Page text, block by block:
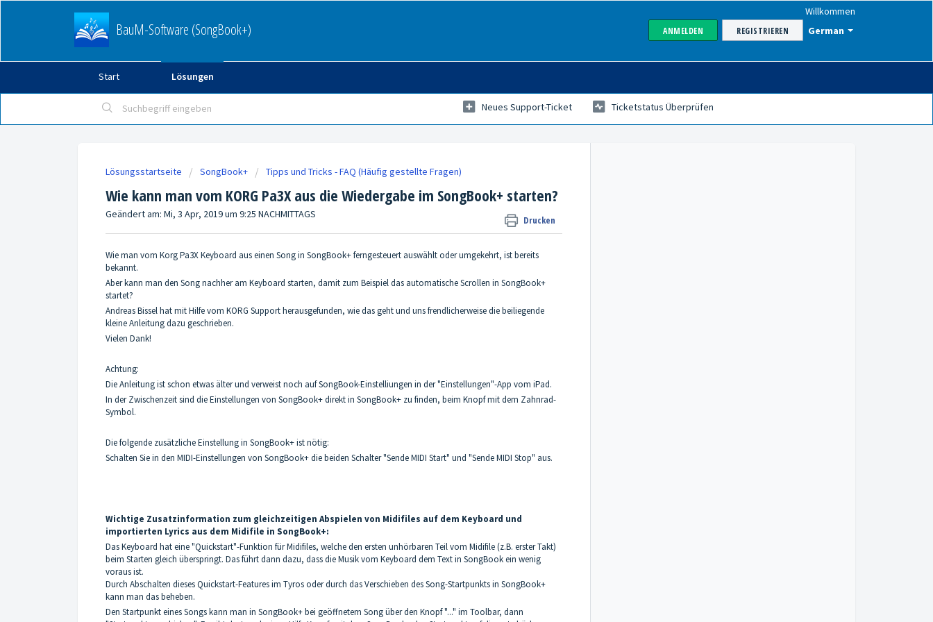
BauM-Software (SongBook+) German
Willkommen
ANMELDEN REGISTRIEREN
Start Lösungen
Neues Support-Ticket Ticketstatus Überprüfen
Lösungsstartseite SongBook+ Tipps und Tricks - FAQ (Häufig gestellte Fragen)
Wie kann man vom KORG Pa3X aus die Wiedergabe im SongBook+ starten?
Drucken
Geändert am: Mi, 3 Apr, 2019 um 9:25 NACHMITTAGS
Wie man vom Korg Pa3X Keyboard aus einen Song in SongBook+ ferngesteuert auswählt oder umgekehrt, ist bereits
bekannt.
Aber kann man den Song nachher am Keyboard starten, damit zum Beispiel das automatische Scrollen in SongBook+
startet?
Andreas Bissel hat mit Hilfe vom KORG Support herausgefunden, wie das geht und uns frendlicherweise die beiliegende
kleine Anleitung dazu geschrieben.
Vielen Dank!
Achtung:
Die Anleitung ist schon etwas älter und verweist noch auf SongBook-Einstelliungen in der "Einstellungen"-App vom iPad.
In der Zwischenzeit sind die Einstellungen von SongBook+ direkt in SongBook+ zu finden, beim Knopf mit dem Zahnrad-
Symbol.
Die folgende zusätzliche Einstellung in SongBook+ ist nötig:
Schalten Sie in den MIDI-Einstellungen von SongBook+ die beiden Schalter "Sende MIDI Start" und "Sende MIDI Stop" aus.
Wichtige Zusatzinformation zum gleichzeitigen Abspielen von Midifiles auf dem Keyboard und
importierten Lyrics aus dem Midifile in SongBook+:
Das Keyboard hat eine "Quickstart"-Funktion für Midifiles, welche den ersten unhörbaren Teil vom Midifile (z.B. erster Takt)
beim Starten gleich überspringt. Das führt dann dazu, dass die Musik vom Keyboard dem Text in SongBook ein wenig
voraus ist.
Durch Abschalten dieses Quickstart-Features im Tyros oder durch das Verschieben des Song-Startpunkts in SongBook+
kann man das beheben.
Den Startpunkt eines Songs kann man in SongBook+ bei geöffnetem Song über den Knopf "..." im Toolbar, dann